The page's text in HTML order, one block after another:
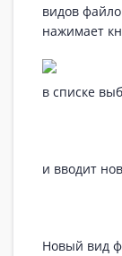
видов
нажимает
в списке
и вводит
Новый вид